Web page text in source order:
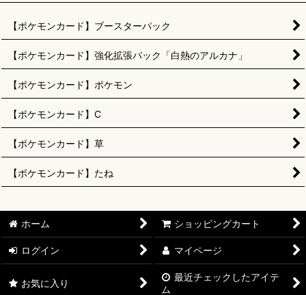
【ポケモンカード】ブースターパック
【ポケモンカード】強化拡張パック「白熱のアルカナ」
【ポケモンカード】ポケモン
【ポケモンカード】C
【ポケモンカード】草
【ポケモンカード】たね
ホーム ショッピングカート
ログイン マイページ
お気に入り
最近チェックしたアイテ
ム